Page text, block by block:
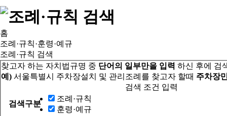
홈
조례·규칙·훈령·예규
조례·규칙 검색
찾고자 하는 자치법규명 중 단어의 일부만을 입력 하신 후에 검
예) 서울특별시 주차장설치 및 관리조례를 찾고자 할때 주차장
검색 조건 입력
검색구분
조례·규칙
훈령·예규